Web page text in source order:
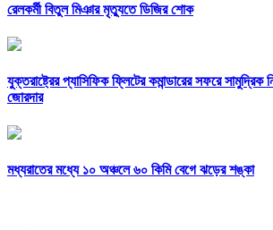
রেলকর্মী বিতুল মিঞার মৃত্যুতে ডিজির শোক
যুক্তরাষ্ট্রের প্যাসিফিক ফ্লিটের কমান্ডারের সফরে
জোরদার
মধ্যরাতের মধ্যে ১০ অঞ্চলে ৬০ কিমি বেগে ঝড়ের শঙ্কা